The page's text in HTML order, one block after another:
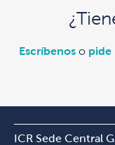
Escríbenoso pide
ICR Sede Central